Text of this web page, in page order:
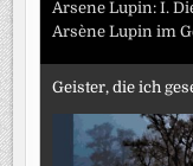
Arsene Lupin: I.
Arsène Lupin im
Geister, die ich